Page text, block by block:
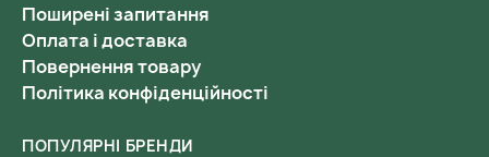
Поширені запитання
Оплата і доставка
Повернення товару
Політика конфіденційності
ПОПУЛЯРНІ БРЕНДИ